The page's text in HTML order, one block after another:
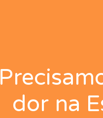
dor na